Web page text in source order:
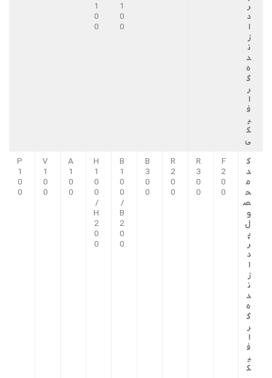
ر
د
ا
ز
ن
د
ه
گ
ر
ا
ف
ی
ک
ی
1
0
0
1
0
0
ک
د
م
ح
ص
و
ل
پ
ر
د
ا
ز
ن
د
ه
گ
ر
ا
ف
ی
ک
F
2
0
0
R
3
0
0
R
2
0
0
B
3
0
0
B
1
0
0
/
B
2
0
0
H
1
0
0
/
H
2
0
0
A
1
0
0
V
1
0
0
P
1
0
0